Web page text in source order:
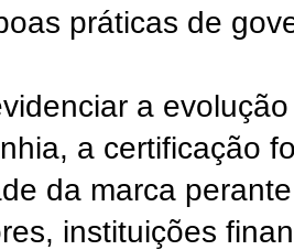
práticas de
a
a certificação
da marca
instituições